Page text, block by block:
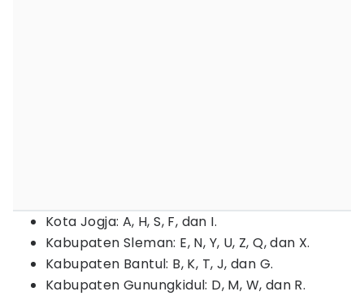
Kota Jogja: A, H, S, F, dan I.
Kabupaten Sleman: E, N, Y, U, Z, Q, dan X.
Kabupaten Bantul: B, K, T, J, dan G.
Kabupaten Gunungkidul: D, M, W, dan R.